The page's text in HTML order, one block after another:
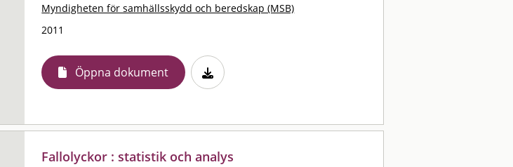
Myndigheten för samhällsskydd och beredskap (MSB)
2011
Öppna dokument
Fallolyckor : statistik och analys